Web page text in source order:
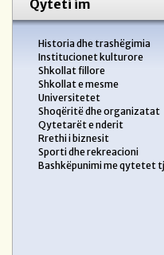
Qyteti im
Historia dhe trashëgimia
Institucionet kulturore
Shkollat fillore
Shkollat e mesme
Universitetet
Shoqëritë dhe organizatat
Qytetarët e nderit
Rrethi i biznesit
Sporti dhe rekreacioni
Bashkëpunimi me qytetet